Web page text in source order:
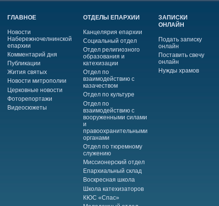
ГЛАВНОЕ
Новости
Набережночелнинской
епархии
Комментарий дня
Публикации
Жития святых
Новости митрополии
Церковные новости
Фоторепортажи
Видеосюжеты
ОТДЕЛЫ ЕПАРХИИ
Канцелярия епархии
Социальный отдел
Отдел религиозного
образования и
катехизации
Отдел по
взаимодействию с
казачеством
Отдел по культуре
Отдел по
взаимодействию с
вооруженными силами
и
правоохранительными
органами
Отдел по тюремному
служению
Миссионерский отдел
Епархиальный склад
Воскресная школа
Школа катехизаторов
КЮС «Спас»
ЗАПИСКИ
ОНЛАЙН
Подать записку
онлайн
Поставить свечу
онлайн
Нужды храмов